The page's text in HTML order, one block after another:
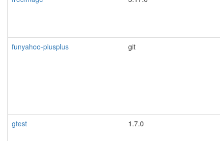
funyahoo-plusplus git
gtest 1.7.0